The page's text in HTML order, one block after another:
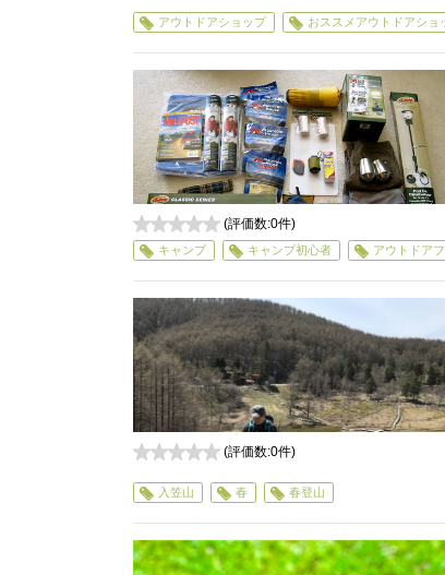
アウトドアショップ おススメアウトドアショ
0
(評価数:0件)
キャンプ キャンプ初心者 アウトドア
(評価数:0件)
入笠山 春 春登山